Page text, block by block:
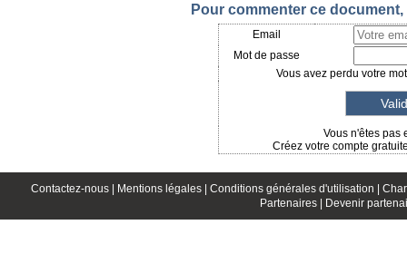
Pour commenter ce
Email
Mot de passe
Vous avez perdu votre
Vous n'êtes pas
Créez votre compte
Contactez-nous | Mentions légales | Conditions générales d'utilisation |
Partenaires |
Devenir